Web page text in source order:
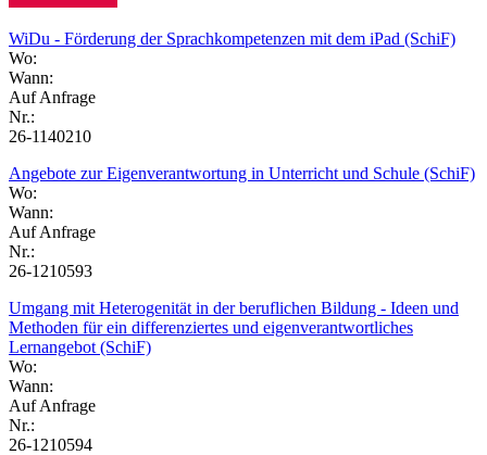
WiDu - Förderung der Sprachkompetenzen mit dem iPad (SchiF)
Wo:
Wann:
Auf Anfrage
Nr.:
26-1140210
Angebote zur Eigenverantwortung in Unterricht und Schule (SchiF)
Wo:
Wann:
Auf Anfrage
Nr.:
26-1210593
Umgang mit Heterogenität in der beruflichen Bildung - Ideen und
Methoden für ein differenziertes und eigenverantwortliches
Lernangebot (SchiF)
Wo:
Wann:
Auf Anfrage
Nr.:
26-1210594